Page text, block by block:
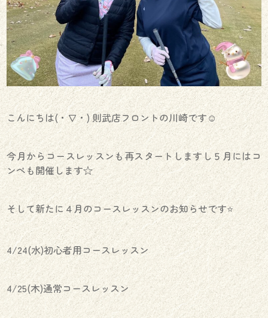
こんにちは(・∇・) 則武店フロントの川崎です☺︎
今月からコースレッスンも再スタートしますし５月にはコ
ンペも開催します☆
そして新たに４月のコースレッスンのお知らせです⭐️
4/24(水)初心者用コースレッスン
4/25(木)通常コースレッスン